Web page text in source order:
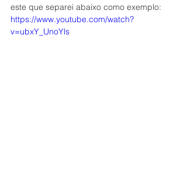
este que separei abaixo como exemplo:
https://www.youtube.com/watch?
v=ubxY_UnoYls